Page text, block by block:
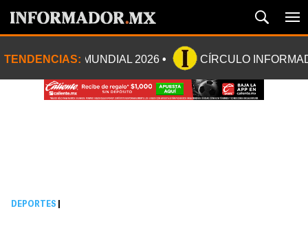
TENDENCIAS: MUNDIAL 2026 CÍRCULO
DEPORTES